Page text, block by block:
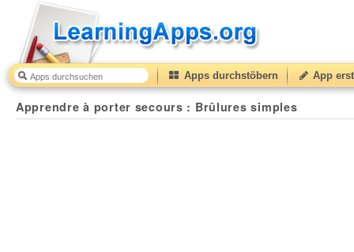
Apps durchstöbern App
Apprendre à porter secours : Brûlures simples